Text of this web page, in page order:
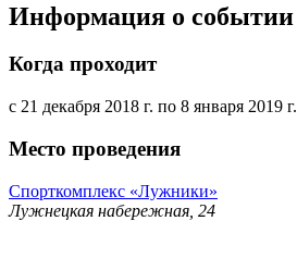
Информация о событии
Когда проходит
с 21 декабря 2018 г. по 8 января 2019 г.
Место проведения
Спорткомплекс «Лужники»
Лужнецкая набережная, 24